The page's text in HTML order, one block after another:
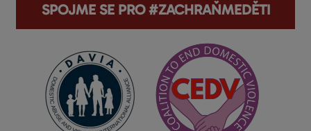
SPOJME SE PRO #ZACHRAŇMEDĚTI